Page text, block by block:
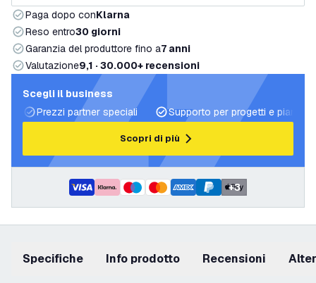
Paga dopo conKlarna
Reso entro30 giorni
Garanzia del produttore fino a7 anni
Valutazione9,1 · 30.000+ recensioni
Scegli il business
Prezzi partner speciali
Supporto per progetti e piani di
Scopri di più
+3
Specifiche info prodotto recensioni